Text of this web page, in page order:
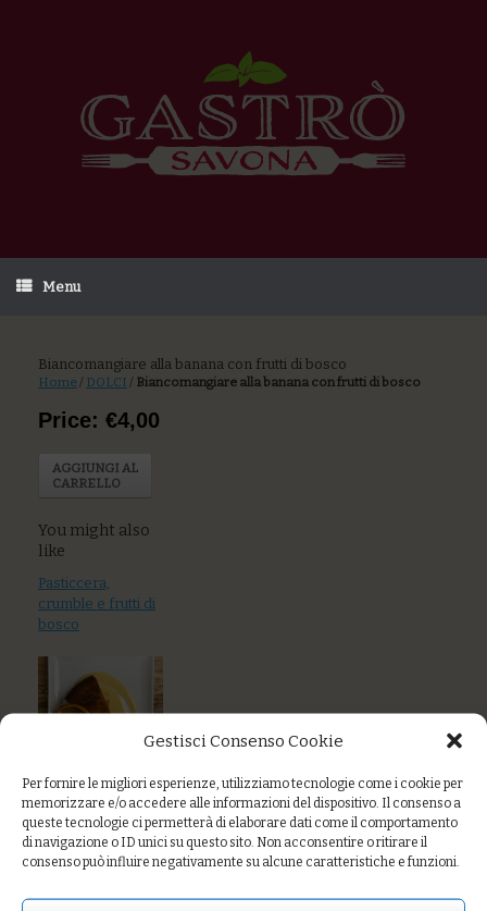
Gestisci Consenso Cookie
Per fornire le migliori esperienze, utilizziamo tecnologie come i cookie per
memorizzare e/o accedere alle informazioni del dispositivo. Il consenso a
queste tecnologie ci permetterà di elaborare dati come il comportamento
di navigazione o ID unici su questo sito. Non acconsentire o ritirare il
consenso può influire negativamente su alcune caratteristiche e funzioni.
Menu
Biancomangiare alla banana con frutti di bosco
Home / DOLCI / Biancomangiare alla banana con frutti di bosco
Price: €4,00
AGGIUNGI AL
CARRELLO
You might also
like
Pasticcera,
crumble e frutti di
bosco
Torta al cacao e
frutta con
composta
Cremoso al
fondente, frollini,